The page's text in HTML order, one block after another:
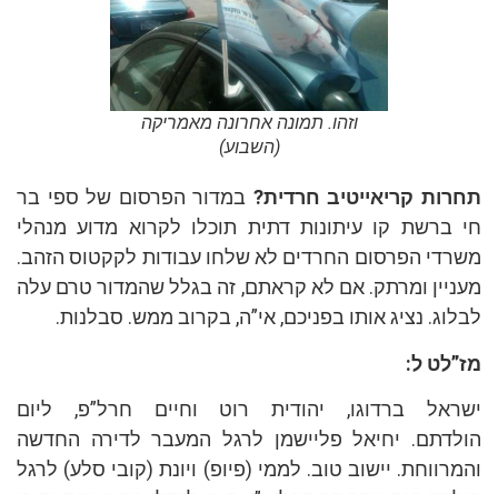
וזהו. תמונה אחרונה מאמריקה
(השבוע)
קריאייטיב חרדית?במדור הפרסום של ספי בר
קו עיתונות דתית תוכלו לקרוא מדוע מנהלי
הפרסום החרדים לא שלחו עבודות לקקטוס הזהב.
ומרתק. אם לא קראתם, זה בגלל שהמדור טרם עלה
נציג אותו בפניכם, אי”ה, בקרוב ממש. סבלנות.
ל:
ברדוגו, יהודית רוט וחיים חרל”פ, ליום
יחיאל פליישמן לרגל המעבר לדירה החדשה
יישוב טוב. לממי (פיופ) ויונת (קובי סלע) לרגל